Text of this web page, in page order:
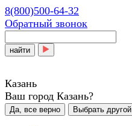
8(800)500-64-32
Обратный звонок
найти
Казань
Ваш город Казань?
Да, все верно Выбрать другой